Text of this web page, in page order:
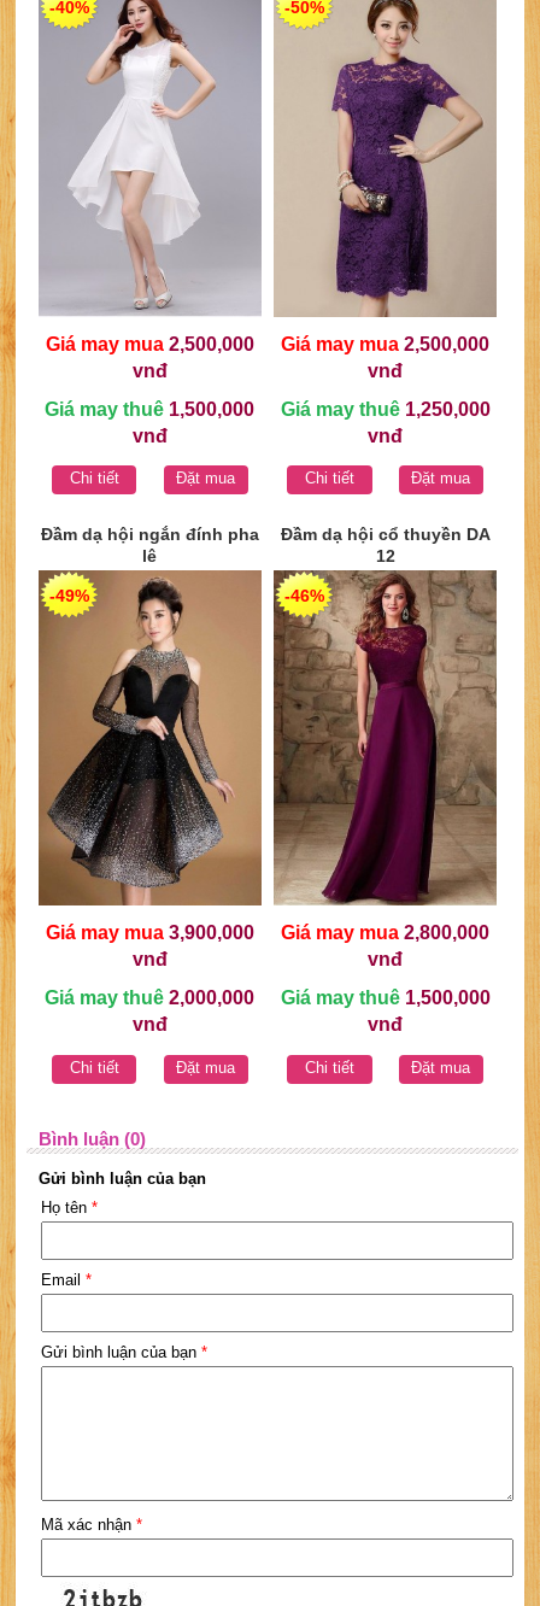
-40%
Giá may mua2,500,000
vnđ
Giá may thuê 1,500,000
vnđ
Chi tiết Đặt mua
-50%
Giá may mua 2,500,000
vnđ
Giá may thuê1,250,000
vnđ
Chi tiết Đặt mua
Đầm dạ hội ngắn đính pha
lê
-49%
Giá may mua3,900,000
vnđ
Giá may thuê 2,000,000
vnđ
Chi tiết Đặt mua
Đầm dạ hội cổ thuyền DA
12
-46%
Giá may mua 2,800,000
vnđ
Giá may thuê1,500,000
vnđ
Chi tiết Đặt mua
Bình luận (0)
Gửi bình luận của bạn
Họ tên *
Email *
Gửi bình luận của bạn *
Mã xác nhận *